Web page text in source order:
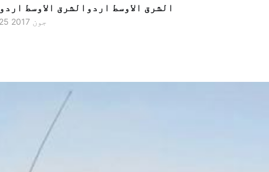
الشرق الاوسط اردوالشرق الاوسط اردو
25 جون 2017